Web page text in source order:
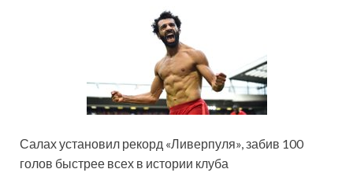
Салах установил рекорд «Ливерпуля», забив 100
голов быстрее всех в истории клуба